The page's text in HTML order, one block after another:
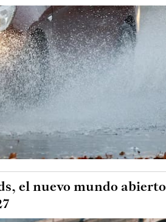
el nuevo mundo abierto